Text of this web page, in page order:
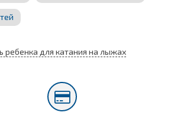
ребенка для катания на лыжах